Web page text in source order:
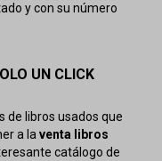
y con su número
UN CLICK
de libros usados que
a laventa libros
catálogo de